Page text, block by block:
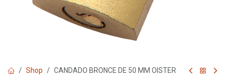
Shop CANDADO BRONCE DE 50 MM OISTER